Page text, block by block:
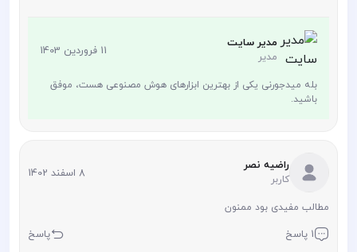
مدیر سایت
مدیر 11 فروردین 1403
بله میدجورنی یکی از بهترین ابزارهای هوش مصنوعی هست، موفق
باشید.
راضیه نصر
کاربر 8 اسفند 1402
مطالب مفیدی بود ممنون
1 پاسخ پاسخ